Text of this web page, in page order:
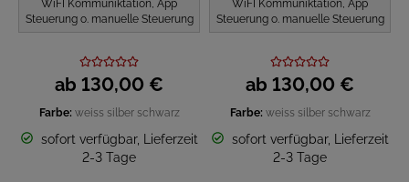
WiFI Kommuniktation, App
Steuerung o. manuelle Steuerung
ab 130,00 €
Farbe: weiss silber schwarz
sofort verfügbar, Lieferzeit
2-3 Tage
WiFI Kommuniktation, App
Steuerung o. manuelle Steuerung
ab 130,00 €
Farbe: weiss silber schwarz
sofort verfügbar, Lieferzeit
2-3 Tage